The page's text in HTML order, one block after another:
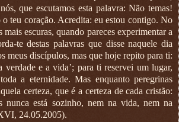
que escutamos esta palavra: Não temas!
teu coração. Acredita: eu estou contigo. No
mais escuras, quando pareces experimentar a
te destas palavras que disse naquele dia
meus discípulos, mas que hoje repito para ti:
verdade e a vida’; para ti reservei um lugar,
a eternidade. Mas enquanto peregrinas
certeza, que é a certeza de cada cristão:
nunca está sozinho, nem na vida, nem na
24.05.2005).